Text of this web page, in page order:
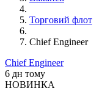
Торговий флот
Chief Engineer
Chief Engineer
6 дн тому
НОВИНКА